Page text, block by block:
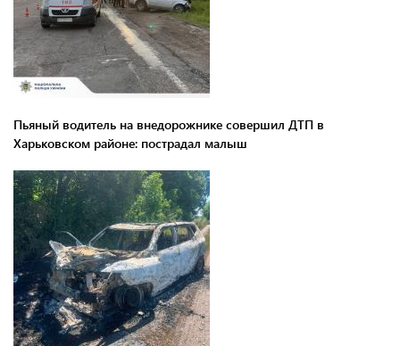
Пьяный водитель на внедорожнике совершил ДТП в
Харьковском районе: пострадал малыш